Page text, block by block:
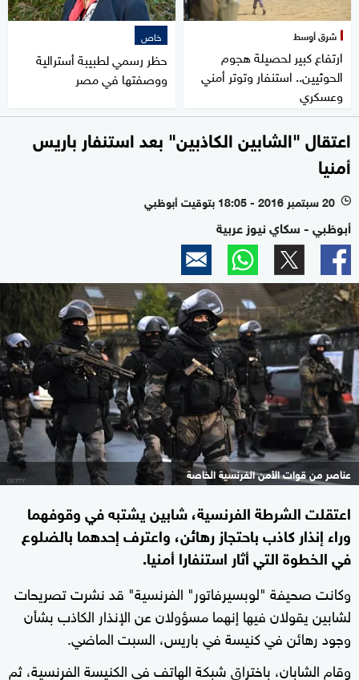
شرق أوسط
ارتفاع كبير لحصيلة هجوم
الحوثيين.. استنفار وتوتر أمني
وعسكري
خاص
حظر رسمي لطبيبة أسترالية
ووصفتها في مصر
اعتقال "الشابين الكاذبين" بعد استنفار باريس
أمنيا
l 20 سبتمبر 2016 - 18:05 بتوقيت أبوظبي
أبوظبي - سكاي نيوز عربية
عناصر من قوات الأمن الفرنسية الخاصة
اعتقلت الشرطة الفرنسية، شابين يشتبه في وقوفهما
وراء إنذار كاذب باحتجاز رهائن، واعترف إحدهما بالضلوع
في الخطوة التي أثار استنفارا أمنيا.
وكانت صحيفة "لوبسيرفاتور" الفرنسية" قد نشرت تصريحات
لشابين يقولان فيها إنهما مسؤولان عن الإنذار الكاذب بشأن
وجود رهائن في كنيسة في باريس، السبت الماضي.
وقام الشابان، باختراق شبكة الهاتف في الكنيسة الفرنسية، ثم